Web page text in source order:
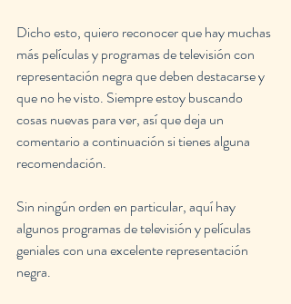
Dicho esto, quiero reconocer que hay muchas
más películas y programas de televisión con
representación negra que deben destacarse y
que no he visto. Siempre estoy buscando
cosas nuevas para ver, así que deja un
comentario a continuación si tienes alguna
recomendación.
Sin ningún orden en particular, aquí hay
algunos programas de televisión y películas
geniales con una excelente representación
negra.